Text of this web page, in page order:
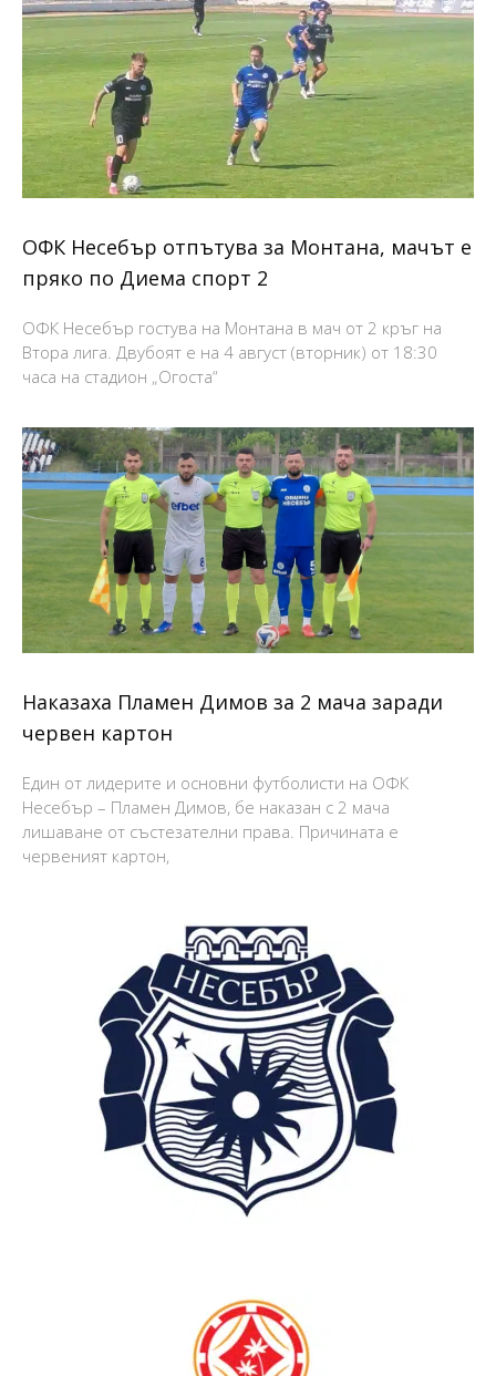
ОФК Несебър отпътува за Монтана, мачът е
пряко по Диема спорт 2
ОФК Несебър гостува на Монтана в мач от 2 кръг на
Втора лига. Двубоят е на 4 август (вторник) от 18:30
часа на стадион „Огоста“
Наказаха Пламен Димов за 2 мача заради
червен картон
Един от лидерите и основни футболисти на ОФК
Несебър – Пламен Димов, бе наказан с 2 мача
лишаване от състезателни права. Причината е
червеният картон,